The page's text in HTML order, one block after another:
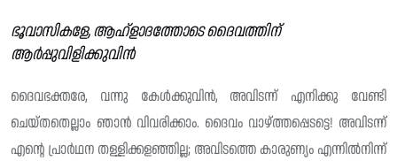
ഭൂവാസികളേ, ആഹ്ളാദത്തോടെ ദൈവത്തിന്
ആർപ്പുവിളിക്കുവിൻ
ദൈവഭക്തരേ, വന്നു കേൾക്കുവിൻ, അവിടന്ന് എനിക്കു വേണ്ടി
ചെയ്‌തതെല്ലാം ഞാൻ വിവരിക്കാം. ദൈവം വാഴ്ത്തപ്പെടട്ടെ! അവിടന്ന്
എന്റെ പ്രാർഥന തള്ളിക്കളഞ്ഞില്ല; അവിടത്തെ കാരുണ്യം എന്നിൽനിന്ന്